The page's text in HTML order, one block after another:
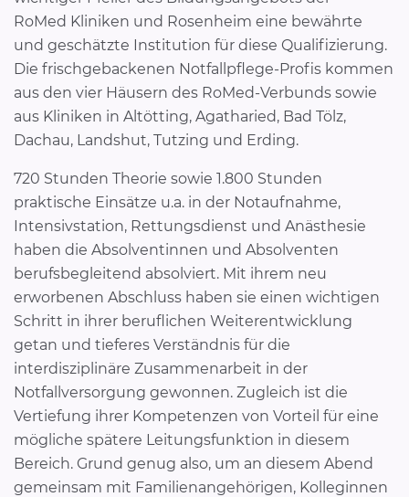
RoMed Kliniken und Rosenheim eine bewährte
und geschätzte Institution für diese Qualifizierung.
Die frischgebackenen Notfallpflege-Profis kommen
aus den vier Häusern des RoMed-Verbunds sowie
aus Kliniken in Altötting, Agatharied, Bad Tölz,
Dachau, Landshut, Tutzing und Erding.
720 Stunden Theorie sowie 1.800 Stunden
praktische Einsätze u.a. in der Notaufnahme,
Intensivstation, Rettungsdienst und Anästhesie
haben die Absolventinnen und Absolventen
berufsbegleitend absolviert. Mit ihrem neu
erworbenen Abschluss haben sie einen wichtigen
Schritt in ihrer beruflichen Weiterentwicklung
getan und tieferes Verständnis für die
interdisziplinäre Zusammenarbeit in der
Notfallversorgung gewonnen. Zugleich ist die
Vertiefung ihrer Kompetenzen von Vorteil für eine
mögliche spätere Leitungsfunktion in diesem
Bereich. Grund genug also, um an diesem Abend
gemeinsam mit Familienangehörigen, Kolleginnen